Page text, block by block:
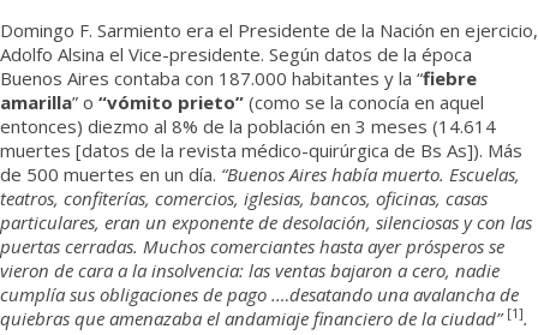
Domingo F. Sarmiento era el Presidente de la Nación en ejercicio,
Adolfo Alsina el Vice-presidente. Según datos de la época
Buenos Aires contaba con 187.000 habitantes y la “fiebre
amarilla” o “vómito prieto” (como se la conocía en aquel
entonces) diezmo al 8% de la población en 3 meses (14.614
muertes [datos de la revista médico-quirúrgica de Bs As]). Más
de 500 muertes en un día. “Buenos Aires había muerto. Escuelas,
teatros, confiterías, comercios, iglesias, bancos, oficinas, casas
particulares, eran un exponente de desolación, silenciosas y con las
puertas cerradas. Muchos comerciantes hasta ayer prósperos se
vieron de cara a la insolvencia: las ventas bajaron a cero, nadie
cumplía sus obligaciones de pago .…desatando una avalancha de
quiebras que amenazaba el andamiaje financiero de la ciudad” [1].